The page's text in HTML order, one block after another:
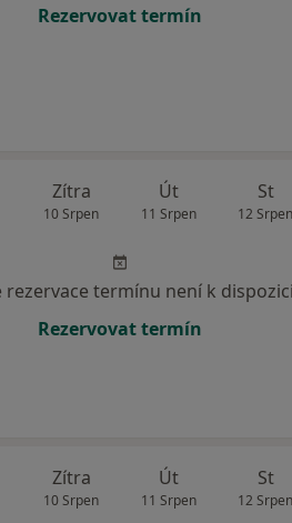
Rezervovat termín
Zítra
10 Srpen
Út
11 Srpen
St
12 Srpen
rezervace termínu není k dispozici
Rezervovat termín
Zítra
10 Srpen
Út
11 Srpen
St
12 Srpen